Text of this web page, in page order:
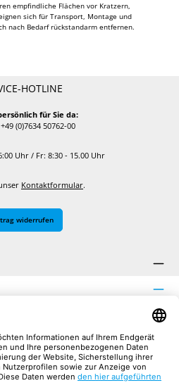
empfindliche Flächen vor Kratzern,
sich für Transport, Montage und
nach Bedarf rückstandarm entfernen.
HOTLINE
für Sie da:
(0)7634 50762-00
Uhr / Fr: 8:30 - 15.00 Uhr
Kontaktformular.
widerrufen